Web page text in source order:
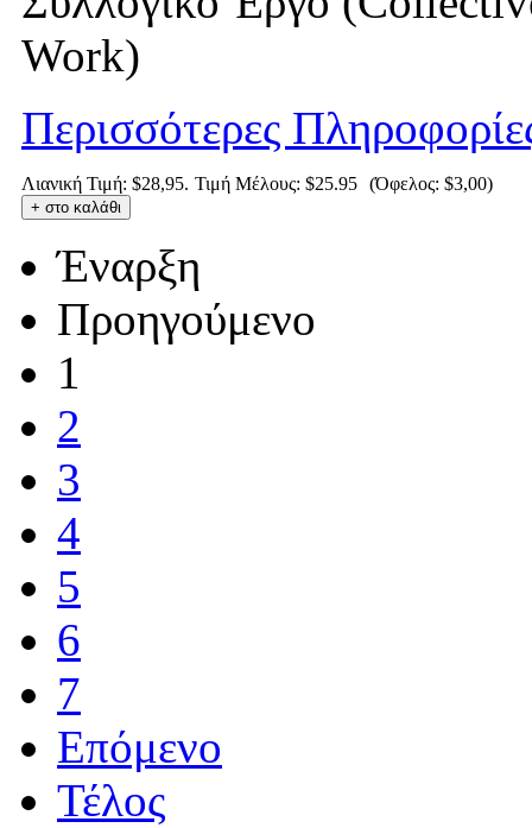
Work)
Περισσότερες
Λιανική Τιμή: $28,95. Τιμή Μέλους: $25.95 (Όφελος: $3,00)
Έναρξη
Προηγούμενο
1
2
3
4
5
6
7
Επόμενο
Τέλος